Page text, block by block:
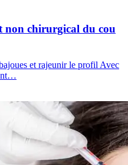
chirurgical du cou
et rajeunir le profil Avec